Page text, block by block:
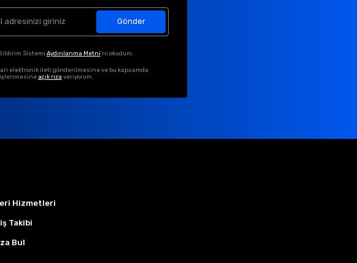
Gönder
Sistemi Aydınlanma Metni'ni okudum.
elektronik ileti gönderilmesine ve bu kapsamda
açık rıza veriyorum.
Hizmetleri
Takibi
Bul